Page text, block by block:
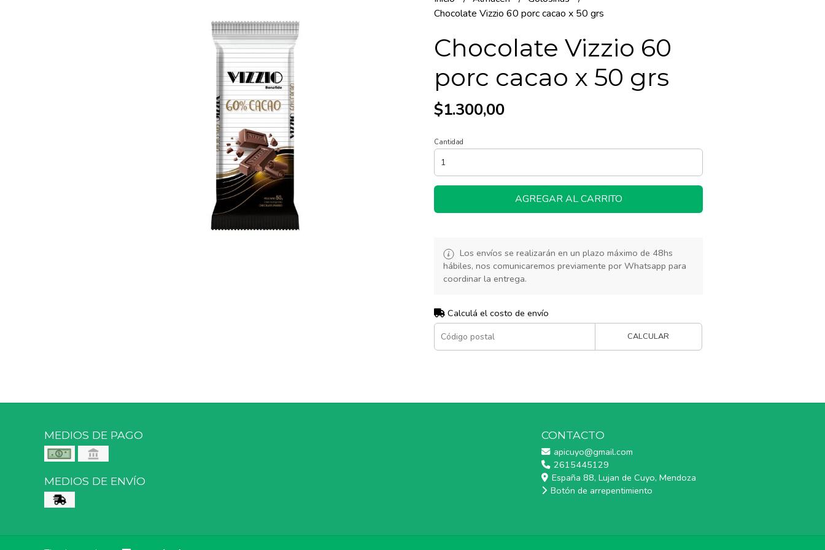
Chocolate Vizzio 60 porc cacao x 50 grs
Chocolate Vizzio 60
porc cacao x 50 grs
$1.300,00
Cantidad
AGREGAR AL CARRITO
Los envíos se realizarán en un plazo máximo de 48hs
hábiles, nos comunicaremos previamente por Whatsapp para
coordinar la entrega.
Calculá el costo de envío
CALCULAR
MEDIOS DE PAGO
MEDIOS DE ENVÍO
CONTACTO
apicuyo@gmail.com
2615445129
España 88, Lujan de Cuyo, Mendoza
Botón de arrepentimiento